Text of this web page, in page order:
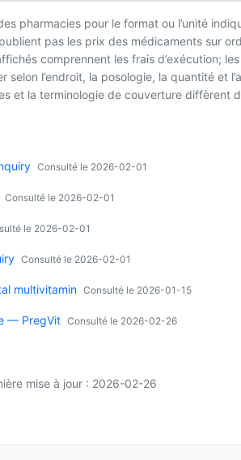
pharmacies pour le format ou l’unité
pas les prix des médicaments sur
comprennent les frais d’exécution;
l’endroit, la posologie, la quantité et
la terminologie de couverture diffèrent
Consulté le 2026-02-01
Consulté le 2026-02-01
le 2026-02-01
Consulté le 2026-02-01
multivitamin Consulté le 2026-01-15
— PregVit Consulté le 2026-02-26
mise à jour : 2026-02-26